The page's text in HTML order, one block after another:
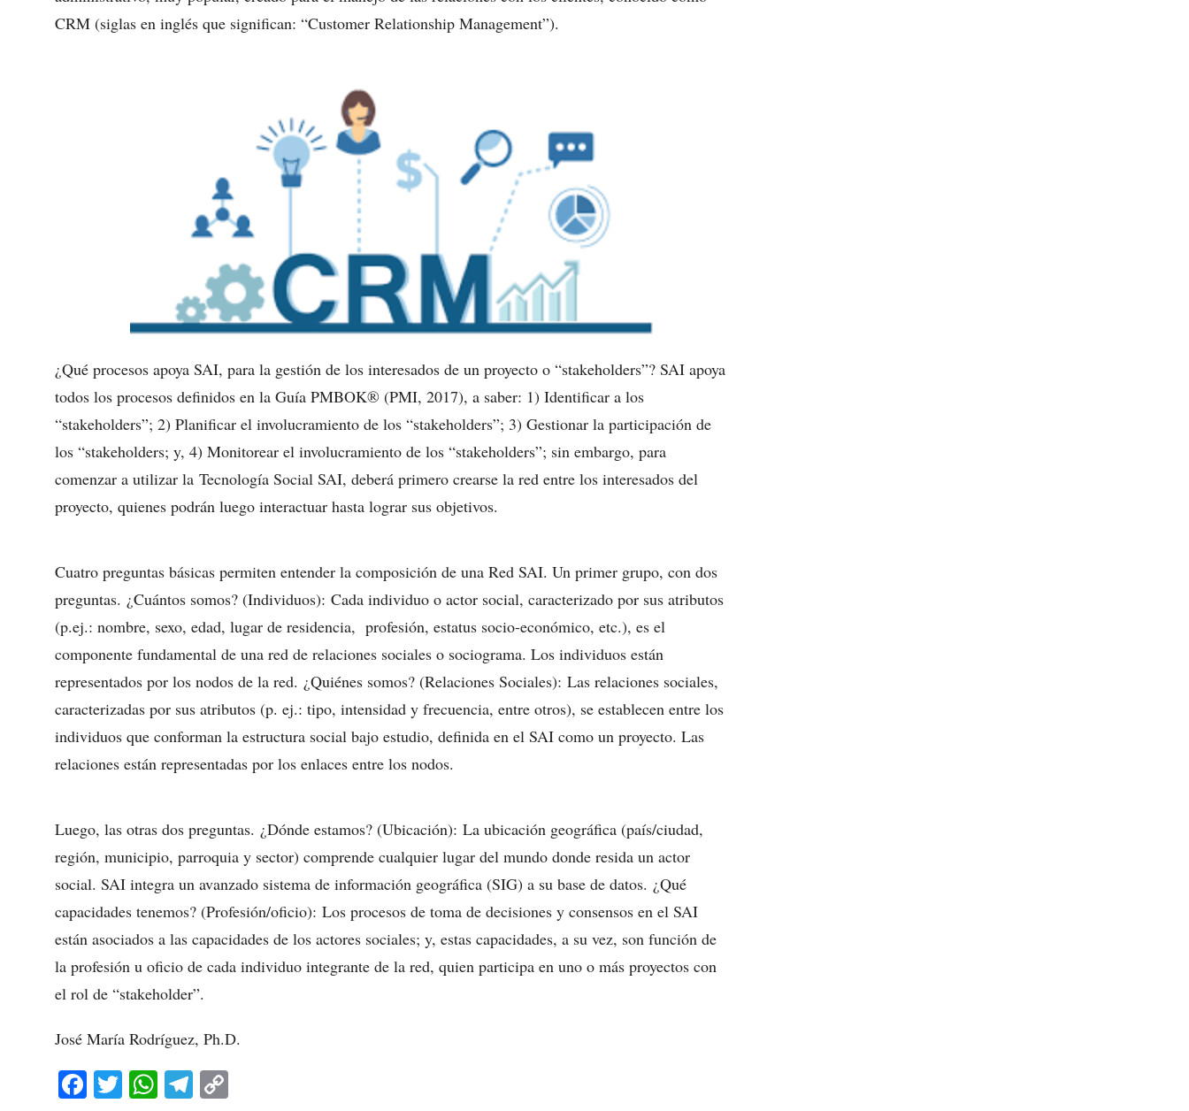
CRM (siglas en inglés que significan: “Customer Relationship Management”).
¿Qué procesos apoya SAI, para la gestión de los interesados de un proyecto o “stakeholders”? SAI apoya
todos los procesos definidos en la Guía PMBOK® (PMI, 2017), a saber: 1) Identificar a los
“stakeholders”; 2) Planificar el involucramiento de los “stakeholders”; 3) Gestionar la participación de
los “stakeholders; y, 4) Monitorear el involucramiento de los “stakeholders”; sin embargo, para
comenzar a utilizar la Tecnología Social SAI, deberá primero crearse la red entre los interesados del
proyecto, quienes podrán luego interactuar hasta lograr sus objetivos.
Cuatro preguntas básicas permiten entender la composición de una Red SAI. Un primer grupo, con dos
preguntas. ¿Cuántos somos? (Individuos): Cada individuo o actor social, caracterizado por sus atributos
(p.ej.: nombre, sexo, edad, lugar de residencia, profesión, estatus socio-económico, etc.), es el
componente fundamental de una red de relaciones sociales o sociograma. Los individuos están
representados por los nodos de la red. ¿Quiénes somos? (Relaciones Sociales): Las relaciones sociales,
caracterizadas por sus atributos (p. ej.: tipo, intensidad y frecuencia, entre otros), se establecen entre los
individuos que conforman la estructura social bajo estudio, definida en el SAI como un proyecto. Las
relaciones están representadas por los enlaces entre los nodos.
Luego, las otras dos preguntas. ¿Dónde estamos? (Ubicación): La ubicación geográfica (país/ciudad,
región, municipio, parroquia y sector) comprende cualquier lugar del mundo donde resida un actor
social. SAI integra un avanzado sistema de información geográfica (SIG) a su base de datos. ¿Qué
capacidades tenemos? (Profesión/oficio): Los procesos de toma de decisiones y consensos en el SAI
están asociados a las capacidades de los actores sociales; y, estas capacidades, a su vez, son función de
la profesión u oficio de cada individuo integrante de la red, quien participa en uno o más proyectos con
el rol de “stakeholder”.
José María Rodríguez, Ph.D.
Fa T W Te